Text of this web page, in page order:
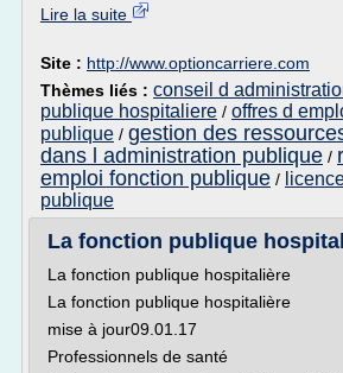
Lire la suite
Site : http://www.optioncarriere.com
Thèmes liés : conseil d
publique hospitaliere / offres d
publique / gestion des
dans l administration publique /
emploi fonction publique /
publique
La fonction publique
La fonction publique hospitalière
La fonction publique hospitalière
mise à jour09.01.17
Professionnels de santé